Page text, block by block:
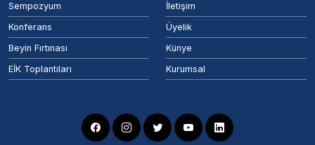
Sempozyum
Konferans
Beyin Fırtınası
EİK Toplantıları
İletişim
Üyelik
Künye
Kurumsal